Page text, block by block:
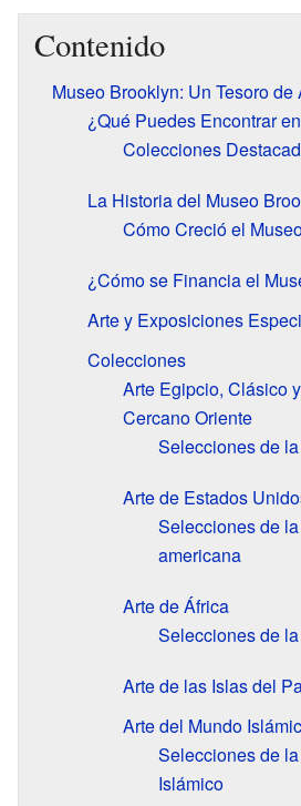
Contenido
Museo Brooklyn: Un Tesoro
¿Qué Puedes Encontrar
Colecciones
La Historia del Museo
Cómo Creció el
¿Cómo se Financia el
Arte y Exposiciones
Colecciones
Arte Egipcio, Clásico
Cercano Oriente
Selecciones de
Arte de Estados
Selecciones de
americana
Arte de África
Selecciones de
Arte de las Islas del
Arte del Mundo
Selecciones de
Islámico